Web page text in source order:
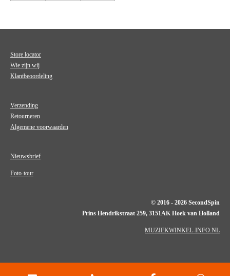
Store locator
Wie zijn wij
Klantbeoordeling
Verzending
Retourneren
Algemene voorwaarden
Nieuwsbrief
Foto-tour
© 2016 - 2026 SecondSpin
Prins Hendrikstraat 259, 3151AK Hoek van Holland
MUZIEKWINKEL-INFO.NL